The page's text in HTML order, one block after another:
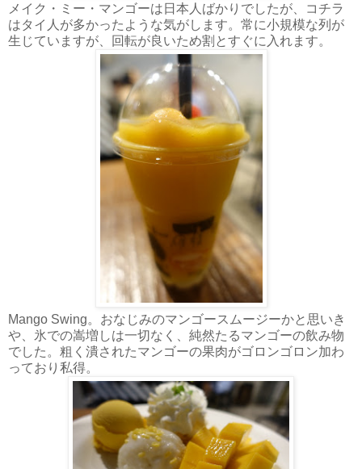
メイク・ミー・マンゴーは日本人ばかりでしたが、コチラ
はタイ人が多かったような気がします。常に小規模な列が
生じていますが、回転が良いため割とすぐに入れます。
Mango Swing。おなじみのマンゴースムージーかと思いき
や、氷での嵩増しは一切なく、純然たるマンゴーの飲み物
でした。粗く潰されたマンゴーの果肉がゴロンゴロン加わ
っており私得。